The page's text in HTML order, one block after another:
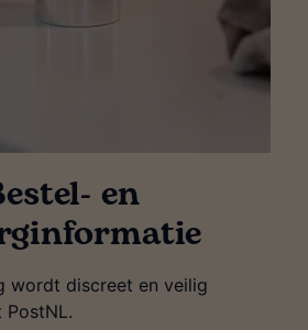
en
wordt discreet en veilig
PostNL.